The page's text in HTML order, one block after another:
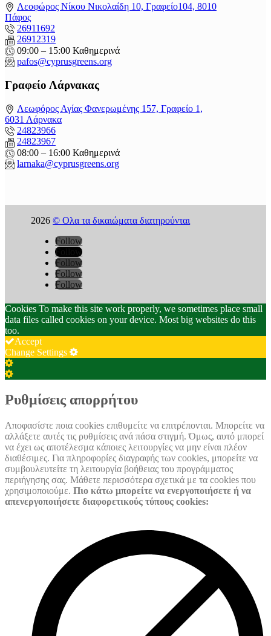
Λεοφώρος Νίκου Νικολαίδη 10, Γραφείο104, 8010
Πάφος
26911692
26912319
09:00 – 15:00 Καθημερινά
pafos@cyprusgreens.org
Γραφείο Λάρνακας
Λεωφόρος Αγίας Φανερωμένης 157, Γραφείο 1,
6031 Λάρνακα
24823966
24823967
08:00 – 16:00 Καθημερινά
larnaka@cyprusgreens.org
2026© Ολα τα δικαιώματα διατηρούνται
Follow
Follow
Follow
Follow
Follow
Cookies To make this site work properly, we sometimes place small
data files called cookies on your device. Most big websites do this
too.
Accept
Change Settings
Cookie
Box
Cookie
Settings
Ρυθμίσεις απορρήτου
Αποφασίστε ποια cookies επιθυμείτε να επιτρέπονται. Μπορείτε να
αλλάξετε αυτές τις ρυθμίσεις ανά πάσα στιγμή. Όμως, αυτό μπορεί
να έχει ως αποτέλεσμα κάποιες λειτουργίες να μην είναι πλέον
διαθέσιμες. Για πληροφορίες διαγραφής των cookies, μπορείτε να
συμβουλευτείτε τη λειτουργία βοήθειας του προγράμματος
περιήγησης σας. Μάθετε περισσότερα σχετικά με τα cookies που
χρησιμοποιούμε. Πιο κάτω μπορείτε να ενεργοποιήσετε ή να
απενεργοποιήσετε διαφορετικούς τύπους cookies: